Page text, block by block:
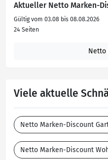
Aktueller Netto Marken-
Gültig vom 03.08 bis 08.08.2026
24 Seiten
Netto
Viele aktuelle
Netto Marken-Discount
Netto Marken-Discount